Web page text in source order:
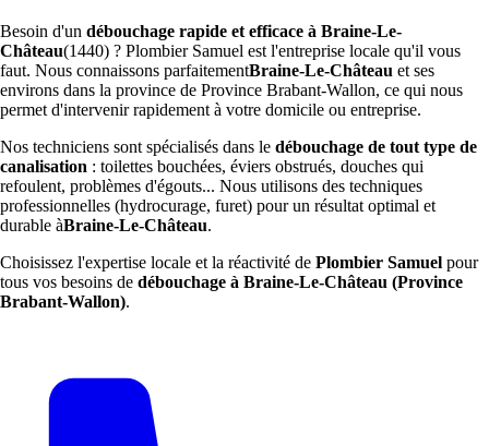
Besoin d'un débouchage rapide et efficace à Braine-Le-
Château(1440) ? Plombier Samuel est l'entreprise locale qu'il vous
faut. Nous connaissons parfaitementBraine-Le-Château et ses
environs dans la province de Province Brabant-Wallon, ce qui nous
permet d'intervenir rapidement à votre domicile ou entreprise.
Nos techniciens sont spécialisés dans le débouchage de tout type de
canalisation : toilettes bouchées, éviers obstrués, douches qui
refoulent, problèmes d'égouts... Nous utilisons des techniques
professionnelles (hydrocurage, furet) pour un résultat optimal et
durable àBraine-Le-Château.
Choisissez l'expertise locale et la réactivité de Plombier Samuel pour
tous vos besoins de débouchage à Braine-Le-Château (Province
Brabant-Wallon).